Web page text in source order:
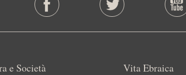
e Società Vita Ebraica